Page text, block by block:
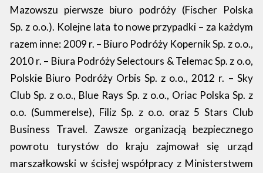
Mazowszu pierwsze biuro podróży (Fischer Polska
Sp. z o.o.). Kolejne lata to nowe przypadki – za każdym
razem inne: 2009 r. – Biuro Podróży Kopernik Sp. z o.o.,
2010 r. – Biura Podróży Selectours & Telemac Sp. z o.o,
Polskie Biuro Podróży Orbis Sp. z o.o., 2012 r. – Sky
Club Sp. z o.o., Blue Rays Sp. z o.o., Oriac Polska Sp. z
o.o. (Summerelse), Filiz Sp. z o.o. oraz 5 Stars Club
Business Travel. Zawsze organizacją bezpiecznego
powrotu turystów do kraju zajmował się urząd
marszałkowski w ścisłej współpracy z Ministerstwem